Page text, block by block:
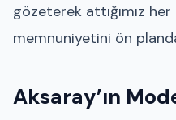
gözeterek attığımız her
memnuniyetini ön
Aksaray’ın